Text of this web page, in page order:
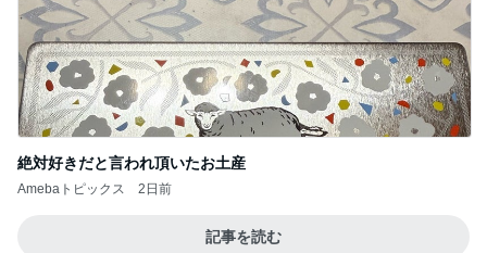
絶対好きだと言われ頂いたお土産
Amebaトピックス 2日前
記事を読む